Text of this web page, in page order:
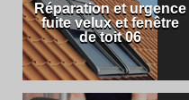
Réparation et urgence
fuite velux et fenêtre
de toit 06